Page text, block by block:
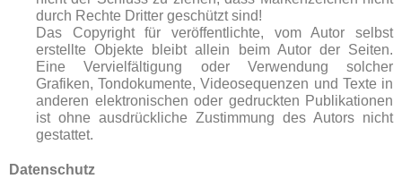
durch Rechte Dritter geschützt sind!
Das Copyright für veröffentlichte, vom Autor selbst
erstellte Objekte bleibt allein beim Autor der Seiten.
Eine Vervielfältigung oder Verwendung solcher
Grafiken, Tondokumente, Videosequenzen und Texte in
anderen elektronischen oder gedruckten Publikationen
ist ohne ausdrückliche Zustimmung des Autors nicht
gestattet.
Datenschutz